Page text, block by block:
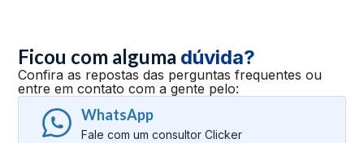
Ficou com alguma dúvida?
Confira as repostas das perguntas frequentes ou
entre em contato com a gente pelo:
WhatsApp
Fale com um consultor Clicker